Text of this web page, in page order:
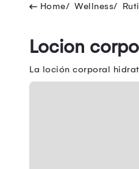
Wellness
Locion
La loción corporal